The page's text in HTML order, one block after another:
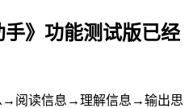
》功能测试版已经
→阅读信息→理解信息→输出思